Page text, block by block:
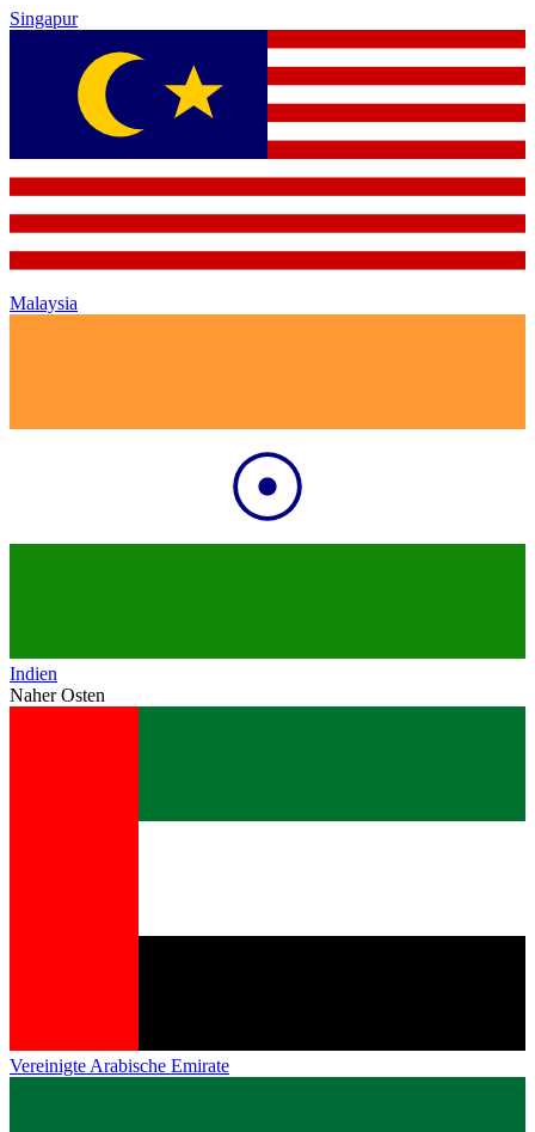
Singapur
Malaysia
Indien
Naher Osten
Vereinigte Arabische Emirate